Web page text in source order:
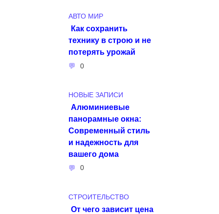
АВТО МИР
Как сохранить
технику в строю и не
потерять урожай
0
НОВЫЕ ЗАПИСИ
Алюминиевые
панорамные окна:
Современный стиль
и надежность для
вашего дома
0
СТРОИТЕЛЬСТВО
От чего зависит цена